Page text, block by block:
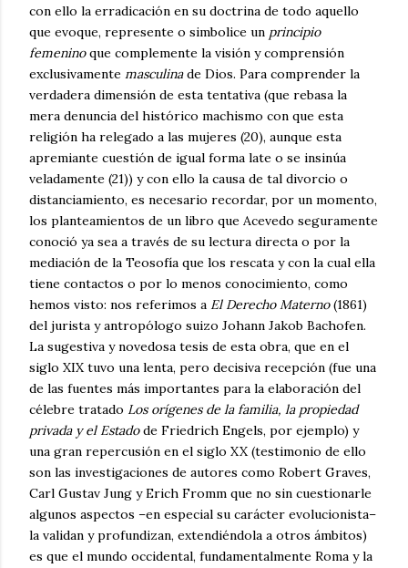
con ello la erradicación en su doctrina de todo aquello
que evoque, represente o simbolice un principio
femeninoque complemente la visión y comprensión
exclusivamente masculinade Dios. Para comprender la
verdadera dimensión de esta tentativa (que rebasa la
mera denuncia del histórico machismo con que esta
religión ha relegado a las mujeres (20), aunque esta
apremiante cuestión de igual forma late o se insinúa
veladamente (21)) y con ello la causa de tal divorcio o
distanciamiento, es necesario recordar, por un momento,
los planteamientos de un libro que Acevedo seguramente
conoció ya sea a través de su lectura directa o por la
mediación de la Teosofía que los rescata y con la cual ella
tiene contactos o por lo menos conocimiento, como
hemos visto: nos referimos a El Derecho Materno(1861)
del jurista y antropólogo suizo Johann Jakob Bachofen.
La sugestiva y novedosa tesis de esta obra, que en el
siglo XIX tuvo una lenta, pero decisiva recepción (fue una
de las fuentes más importantes para la elaboración del
célebre tratado Los orígenes de la familia, la propiedad
privada y el Estadode Friedrich Engels, por ejemplo) y
una gran repercusión en el siglo XX (testimonio de ello
son las investigaciones de autores como Robert Graves,
Carl Gustav Jung y Erich Fromm que no sin cuestionarle
algunos aspectos –en especial su carácter evolucionista–
la validan y profundizan, extendiéndola a otros ámbitos)
es que el mundo occidental, fundamentalmente Roma y la